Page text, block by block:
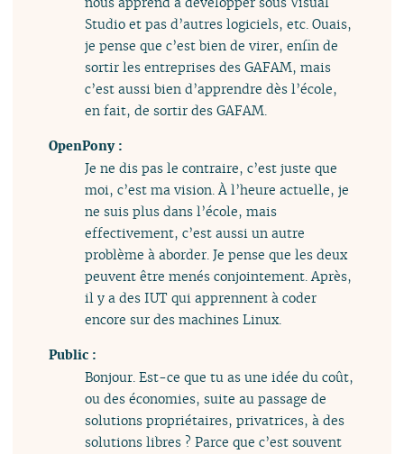
Studio et pas d’autres logiciels, etc. Ouais,
je pense que c’est bien de virer, enfin de
sortir les entreprises des GAFAM, mais
c’est aussi bien d’apprendre dès l’école,
en fait, de sortir des GAFAM.
OpenPony :
Je ne dis pas le contraire, c’est juste que
moi, c’est ma vision. À l’heure actuelle, je
ne suis plus dans l’école, mais
effectivement, c’est aussi un autre
problème à aborder. Je pense que les deux
peuvent être menés conjointement. Après,
il y a des IUT qui apprennent à coder
encore sur des machines Linux.
Public :
Bonjour. Est-ce que tu as une idée du coût,
ou des économies, suite au passage de
solutions propriétaires, privatrices, à des
solutions libres ? Parce que c’est souvent